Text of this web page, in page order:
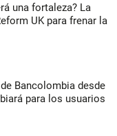
una fortaleza? La
UK para frenar la
Bancolombia desde
para los usuarios